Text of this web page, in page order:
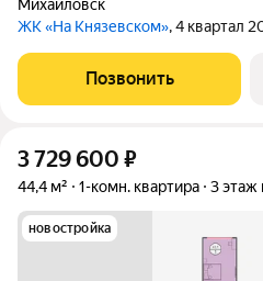
Михайловск
ЖК «На Князевском», 4 квартал
Позвонить
3 729 600 ₽
44,4 м² 1-комн. квартира 3 этаж
новостройка